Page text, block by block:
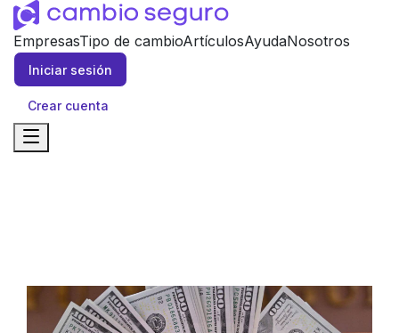
EmpresasTipo de cambioArtículosAyudaNosotros
Iniciar sesión
Crear cuenta